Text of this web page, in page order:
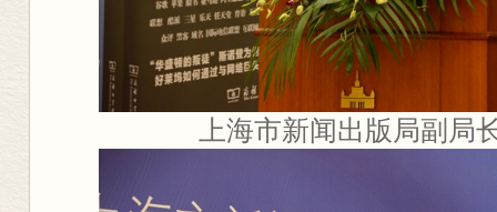
上海市新闻出版局副局